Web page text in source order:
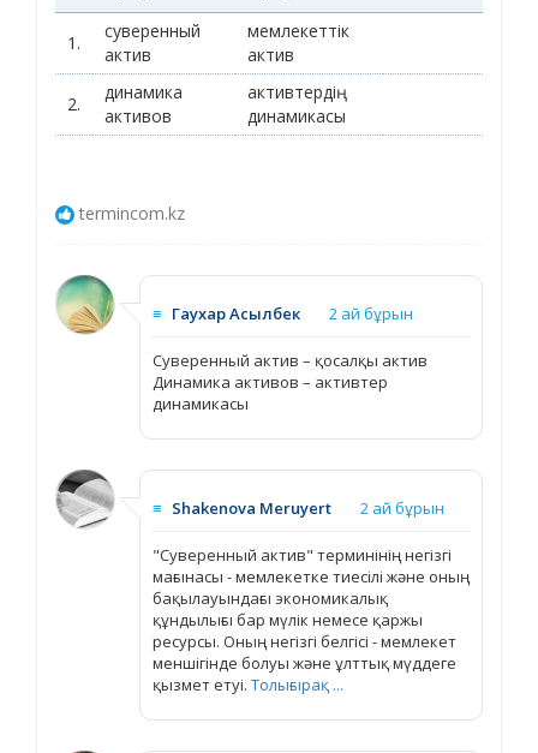
1.
суверенный
актив
мемлекеттік
актив
2.
динамика
активов
активтердің
динамикасы
termincom.kz
≡ Гаухар Асылбек 2 ай бұрын
Суверенный актив – қосалқы актив
Динамика активов – активтер
динамикасы
≡ Shakenova Meruyert 2 ай бұрын
"Суверенный актив" терминінің негізгі
мағынасы - мемлекетке тиесілі және оның
бақылауындағы экономикалық
құндылығы бар мүлік немесе қаржы
ресурсы. Оның негізгі белгісі - мемлекет
меншігінде болуы және ұлттық мүддеге
қызмет етуі. Толығырақ ...